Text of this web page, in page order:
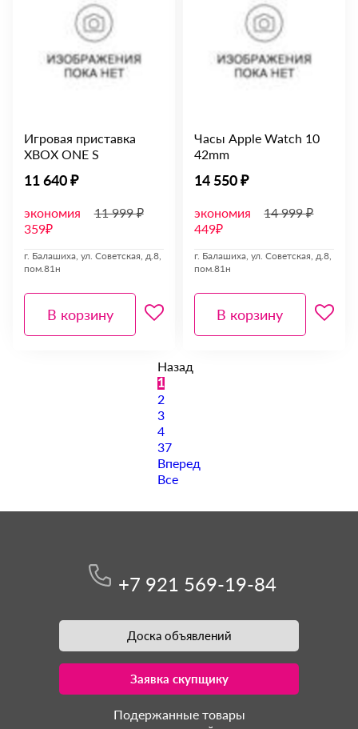
Игровая приставка
XBOX ONE S
11 640 ₽
экономия
359₽
11 999 ₽
г. Балашиха, ул. Советская, д.8,
пом.81н
В корзину
Часы Apple Watch 10
42mm
14 550 ₽
экономия
449₽
14 999 ₽
г. Балашиха, ул. Советская, д.8,
пом.81н
В корзину
Назад
1
2
3
4
37
Вперед
Все
+7 921 569-19-84
Доска объявлений
Заявка скупщику
Подержанные товары